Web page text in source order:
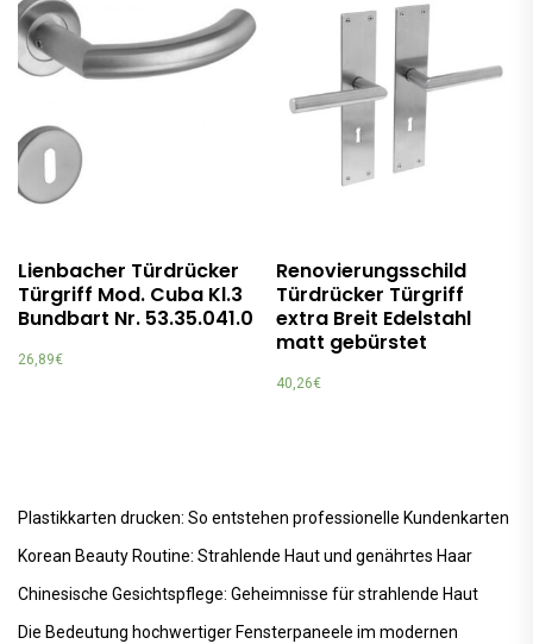
Lienbacher Türdrücker
Türgriff Mod. Cuba Kl.3
Bundbart Nr. 53.35.041.0
26,89€
Renovierungsschild
Türdrücker Türgriff
extra Breit Edelstahl
matt gebürstet
40,26€
Plastikkarten drucken: So entstehen professionelle Kundenkarten
Korean Beauty Routine: Strahlende Haut und genährtes Haar
Chinesische Gesichtspflege: Geheimnisse für strahlende Haut
Die Bedeutung hochwertiger Fensterpaneele im modernen